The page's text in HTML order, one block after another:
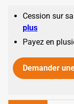
Cession sur
plus
Payez en
Demander